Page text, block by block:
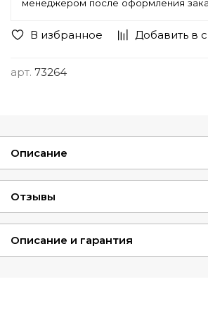
В избранное Добавить в
арт. 73264
менеджером после оформления
Описание
Отзывы
Описание и гарантия